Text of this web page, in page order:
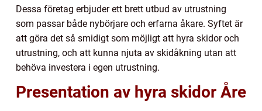
Dessa företag erbjuder ett brett utbud av utrustning
som passar både nybörjare och erfarna åkare. Syftet är
att göra det så smidigt som möjligt att hyra skidor och
utrustning, och att kunna njuta av skidåkning utan att
behöva investera i egen utrustning.
Presentation av hyra skidor Åre